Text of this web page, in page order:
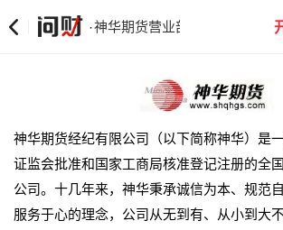
·神华期货营业部
神华期货经纪有限公司（以下简称神华）是
证监会批准和国家工商局核准登记注册的全
公司。十几年来，神华秉承诚信为本、规范
服务于心的理念，公司从无到有、从小到大